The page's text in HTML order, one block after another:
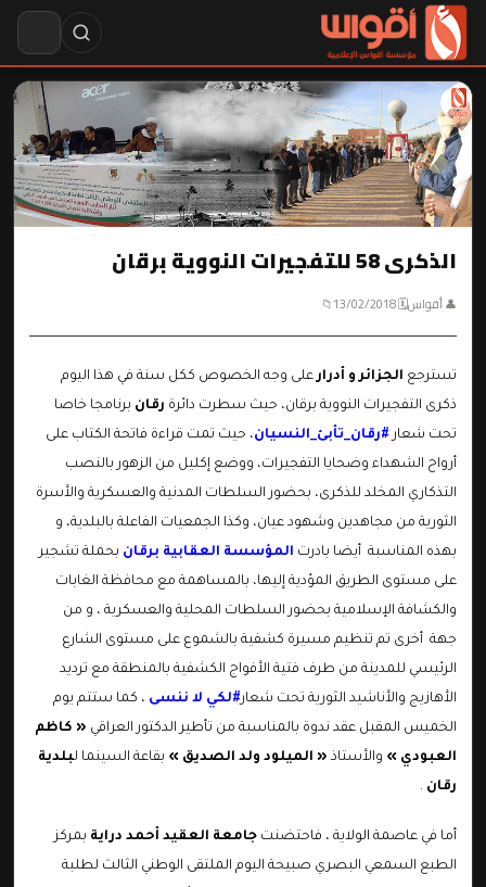
الذكرى 58 للتفجيرات النووية برقان
👤 أقواس🗓 13/02/2018
📁
تسترجع الجزائر و أدرار على وجه الخصوص ككل سنة في هذا اليوم
ذكرى التفجيرات النووية برقان، حيث سطرت دائرة رقان برنامجا خاصا
تحت شعار #رقان_تأبئ_النسيان، حيث تمت قراءة فاتحة الكتاب على
أرواح الشهداء وضحايا التفجيرات، ووضع إكليل من الزهور بالنصب
التذكاري المخلد للذكرى، بحضور السلطات المدنية والعسكرية والأسرة
الثورية من مجاهدين وشهود عيان، وكذا الجمعيات الفاعلة بالبلدية، و
بهذه المناسبة أيضا بادرت المؤسسة العقابية برقان بحملة تشجير
على مستوى الطريق المؤدية إليها، بالمساهمة مع محافظة الغابات
والكشافة الإسلامية بحضور السلطات المحلية والعسكرية ، و من
جهة أخرى تم تنظيم مسيرة كشفية بالشموع على مستوى الشارع
الرئيسي للمدينة من طرف فتية الأفواج الكشفية بالمنطقة مع ترديد
الأهازيج والأناشيد الثورية تحت شعار #لكي لا ننسى ، كما ستتم يوم
الخميس المقبل عقد ندوة بالمناسبة من تأطير الدكتور العراقي « كاظم
العبودي » والأستاذ « الميلود ولد الصديق » بقاعة السينما لبلدية
رقان .
أما في عاصمة الولاية ، فاحتضنت جامعة العقيد أحمد دراية بمركز
الطبع السمعي البصري صبيحة اليوم الملتقى الوطني الثالث لطلبة